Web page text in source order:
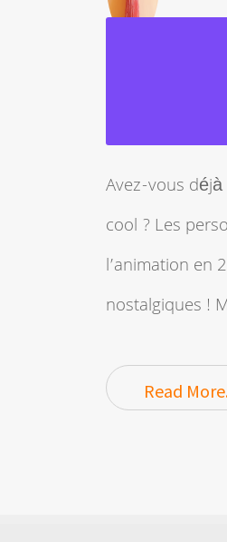
Avez-vous
cool ? Les
l’animation en
nostalgiques !
Read